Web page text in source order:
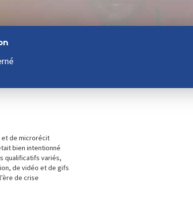
et de microrécit
bien intentionné
qualificatifs variés,
de vidéo et de gifs
de crise